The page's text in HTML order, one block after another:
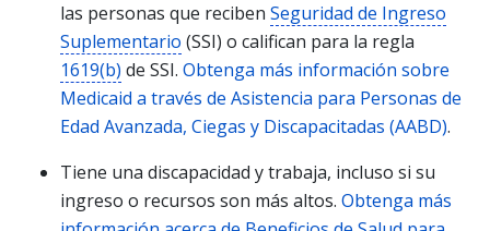
las personas que reciben Seguridad de Ingreso
Suplementario (SSI) o califican para la regla
1619(b) de SSI. Obtenga más información sobre
Medicaid a través de Asistencia para Personas de
Edad Avanzada, Ciegas y Discapacitadas (AABD).
Tiene una discapacidad y trabaja, incluso si su
ingreso o recursos son más altos. Obtenga más